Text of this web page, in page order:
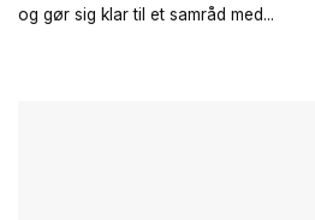
og gør sig klar til et samråd med...